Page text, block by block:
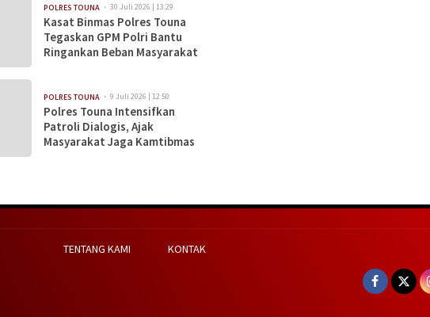
POLRES TOUNA 30 Juli 2026 | 13:29
Kasat Binmas Polres Touna
Tegaskan GPM Polri Bantu
Ringankan Beban Masyarakat
POLRES TOUNA 9 Juli 2026 | 12:50
Polres Touna Intensifkan
Patroli Dialogis, Ajak
Masyarakat Jaga Kamtibmas
TENTANG KAMI KONTAK